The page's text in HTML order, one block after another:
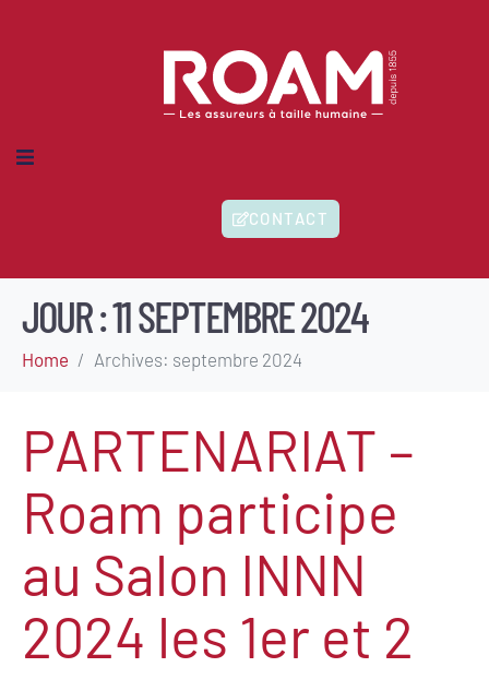
CONTACT
JOUR :11 SEPTEMBRE 2024
Home Archives: septembre 2024
PARTENARIAT –
Roam participe
au Salon INNN
2024 les 1er et 2